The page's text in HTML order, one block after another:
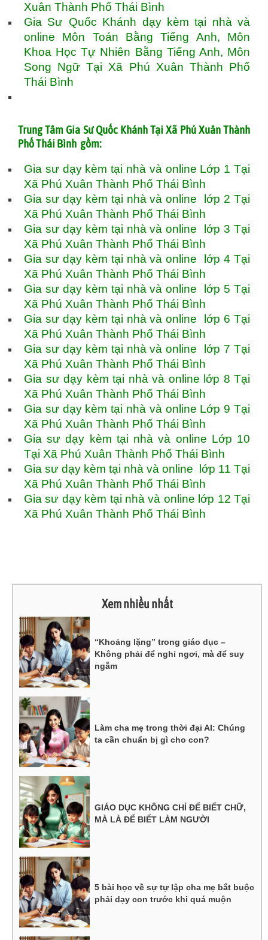
Xuân Thành Phố Thái Bình
Gia Sư Quốc Khánh dạy kèm tại nhà và
online Môn Toán Bằng Tiếng Anh, Môn
Khoa Học Tự Nhiên Bằng Tiếng Anh, Môn
Song Ngữ Tại Xã Phú Xuân Thành Phố
Thái Bình
Trung Tâm Gia Sư Quốc Khánh Tại Xã Phú Xuân Thành
Phố Thái Bình gồm:
Gia sư dạy kèm tại nhà và online Lớp 1 Tại
Xã Phú Xuân Thành Phố Thái Bình
Gia sư dạy kèm tại nhà và online lớp 2 Tại
Xã Phú Xuân Thành Phố Thái Bình
Gia sư dạy kèm tại nhà và online lớp 3 Tại
Xã Phú Xuân Thành Phố Thái Bình
Gia sư dạy kèm tại nhà và online lớp 4 Tại
Xã Phú Xuân Thành Phố Thái Bình
Gia sư dạy kèm tại nhà và online lớp 5 Tại
Xã Phú Xuân Thành Phố Thái Bình
Gia sư dạy kèm tại nhà và online lớp 6 Tại
Xã Phú Xuân Thành Phố Thái Bình
Gia sư dạy kèm tại nhà và online lớp 7 Tại
Xã Phú Xuân Thành Phố Thái Bình
Gia sư dạy kèm tại nhà và online lớp 8 Tại
Xã Phú Xuân Thành Phố Thái Bình
Gia sư dạy kèm tại nhà và online Lớp 9 Tại
Xã Phú Xuân Thành Phố Thái Bình
Gia sư dạy kèm tại nhà và online Lớp 10
Tại Xã Phú Xuân Thành Phố Thái Bình
Gia sư dạy kèm tại nhà và online lớp 11 Tại
Xã Phú Xuân Thành Phố Thái Bình
Gia sư dạy kèm tại nhà và online lớp 12 Tại
Xã Phú Xuân Thành Phố Thái Bình
Xem nhiều nhất
“Khoảng lặng” trong giáo dục –
Không phải để nghỉ ngơi, mà để suy
ngẫm
Làm cha mẹ trong thời đại AI: Chúng
ta cần chuẩn bị gì cho con?
GIÁO DỤC KHÔNG CHỈ ĐỂ BIẾT CHỮ,
MÀ LÀ ĐỂ BIẾT LÀM NGƯỜI
5 bài học về sự tự lập cha mẹ bắt buộc
phải dạy con trước khi quá muộn